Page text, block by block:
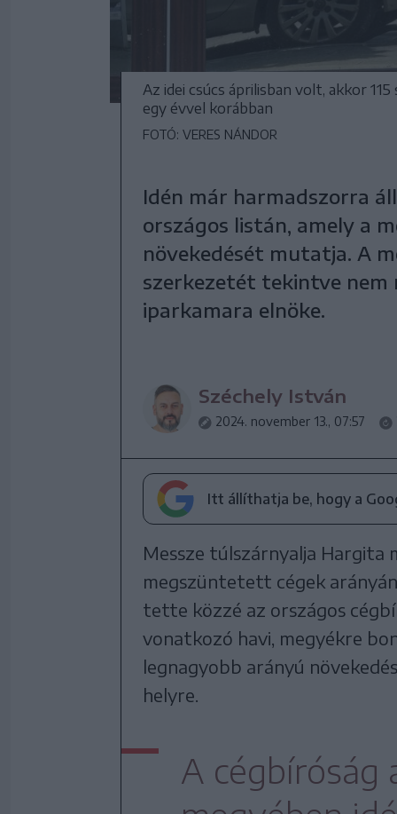
Az idei csúcs áprilisban volt, akkor
egy évvel korábban
FOTÓ: VERES NÁNDOR
Idén már harmadszorra
országos listán, amely a
növekedését mutatja. A
szerkezetét tekintve nem
iparkamara elnöke.
Széchely István
2024. november 13., 07:57
Itt állíthatja be, hogy a
Messze túlszárnyalja Hargita
megszüntetett cégek
tette közzé az országos
vonatkozó havi, megyékre
legnagyobb arányú
helyre.
A cégbíróság